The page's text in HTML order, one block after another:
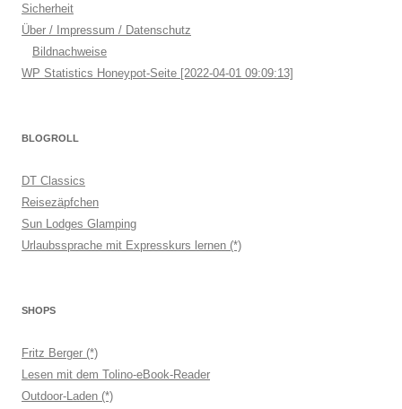
Sicherheit
Über / Impressum / Datenschutz
Bildnachweise
WP Statistics Honeypot-Seite [2022-04-01 09:09:13]
BLOGROLL
DT Classics
Reisezäpfchen
Sun Lodges Glamping
Urlaubssprache mit Expresskurs lernen (*)
SHOPS
Fritz Berger (*)
Lesen mit dem Tolino-eBook-Reader
Outdoor-Laden (*)